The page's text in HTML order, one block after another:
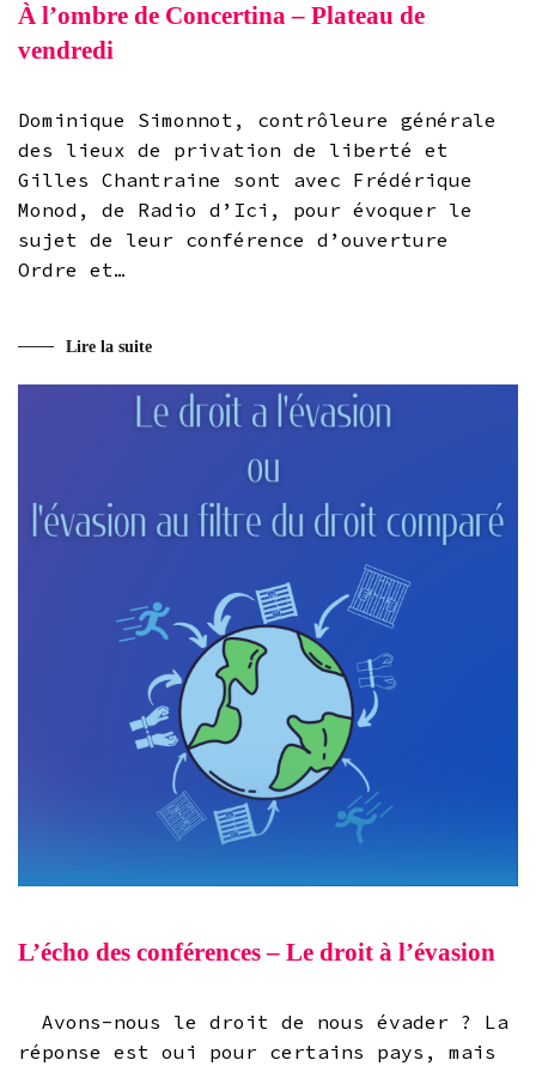
À l’ombre de Concertina – Plateau de
vendredi
Dominique Simonnot, contrôleure générale
des lieux de privation de liberté et
Gilles Chantraine sont avec Frédérique
Monod, de Radio d’Ici, pour évoquer le
sujet de leur conférence d’ouverture
Ordre et…
Lire la suite
L’écho des conférences – Le droit à l’évasion
Avons-nous le droit de nous évader ? La
réponse est oui pour certains pays, mais